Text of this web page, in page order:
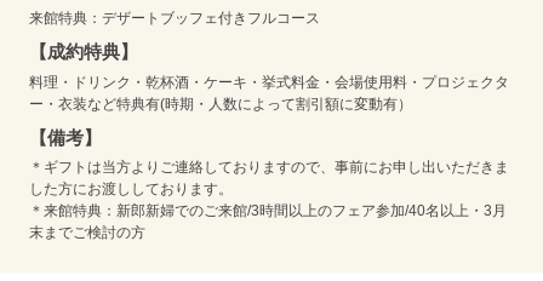
来館特典：デザートブッフェ付きフルコース
【成約特典】
料理・ドリンク・乾杯酒・ケーキ・挙式料金・会場使用料・プロジェクタ
ー・衣装など特典有(時期・人数によって割引額に変動有）
【備考】
＊ギフトは当方よりご連絡しておりますので、事前にお申し出いただきま
した方にお渡ししております。
＊来館特典：新郎新婦でのご来館/3時間以上のフェア参加/40名以上・3月
末までご検討の方